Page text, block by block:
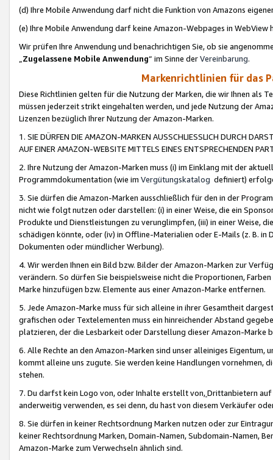
(d) Ihre Mobile Anwendung darf nicht die Funktion von Amazons
(e) Ihre Mobile Anwendung darf keine Amazon-Webpages in WebView
Wir prüfen Ihre Anwendung und benachrichtigen Sie, ob sie
„Zugelassene Mobile Anwendung“ im Sinne derVereinbarung.
Markenrichtlinien für das
Diese Richtlinien gelten für die Nutzung der Marken, die wir Ihnen als
müssen jederzeit strikt eingehalten werden, und jede Nutzung der
Lizenzen bezüglich Ihrer Nutzung der Amazon-Marken.
1. SIE DÜRFEN DIE AMAZON-MARKEN AUSSCHLIESSLICH DURCH
AUF EINER AMAZON-WEBSITE MITTELS EINES ENTSPRECHENDEN
2. Ihre Nutzung der Amazon-Marken muss (i) im Einklang mit der
Programmdokumentation (wie im Vergütungskatalog definiert)
3. Sie dürfen die Amazon-Marken ausschließlich für den in der
nicht wie folgt nutzen oder darstellen: (i) in einer Weise, die ein
Produkte und Dienstleistungen zu verunglimpfen, (iii) in einer Weise,
schädigen könnte, oder (iv) in Offline-Materialien oder E-Mails (z. B. in
Dokumenten oder mündlicher Werbung).
4. Wir werden Ihnen ein Bild bzw. Bilder der Amazon-Marken zur
verändern. So dürfen Sie beispielsweise nicht die Proportionen,
Marke hinzufügen bzw. Elemente aus einer Amazon-Marke entfernen.
5. Jede Amazon-Marke muss für sich alleine in ihrer Gesamtheit
grafischen oder Textelementen muss ein hinreichender Abstand
platzieren, der die Lesbarkeit oder Darstellung dieser Amazon-Marke
6. Alle Rechte an den Amazon-Marken sind unser alleiniges
kommt alleine uns zugute. Sie werden keine Handlungen vornehmen,
stehen.
7. Du darfst kein Logo von, oder Inhalte erstellt von,Drittanbietern auf
anderweitig verwenden, es sei denn, du hast von diesem Verkäufer
8. Sie dürfen in keiner Rechtsordnung Marken nutzen oder zur
keiner Rechtsordnung Marken, Domain-Namen, Subdomain-Namen,
Amazon-Marke zum Verwechseln ähnlich sind.